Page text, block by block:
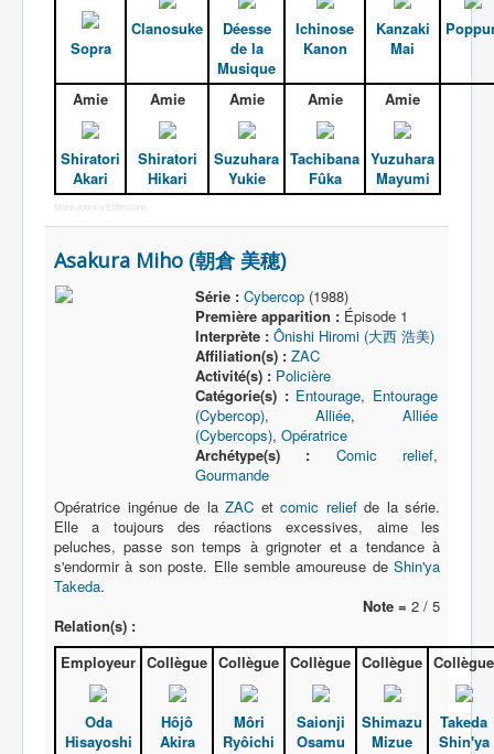
G
H
I
O
P
Q
R
S
U
Sopra
Clanosuke
Déesse
de la
Musique
Ichinose
Kanon
Kanzaki
Mai
Amie
Shiratori
Akari
Amie
Shiratori
Hikari
Amie
Suzuhara
Yukie
Amie
Tachibana
Fûka
Amie
Yuzuhara
Mayumi
More Joomla Extensions
Asakura Miho (朝倉 美穂)
Série : Cybercop(1988)
Première apparition :Épisode 1
Interprète : Ônishi Hiromi (大西 浩美)
Affiliation(s) : ZAC
Activité(s) : Policière
Catégorie(s) : Entourage, Entourage
(Cybercop),Alliée, Alliée
(Cybercops), Opératrice
Archétype(s) :
Comic relief,
Gourmande
Opératrice ingénue de la ZAC et comic reliefde la série.
Elle a toujours des réactions excessives, aime les
peluches, passe son temps à grignoter et a tendance à
s'endormir à son poste. Elle semble amoureuse de Shin'ya
Takeda.
Note = 2 / 5
Relation(s) :
Employeur
Oda
Hisayoshi
Collègue
Hôjô
Akira
Collègue
Môri
Ryôichi
Collègue
Saionji
Osamu
Collègue
Shimazu
Mizue
Collègue
Takeda
Shin'ya